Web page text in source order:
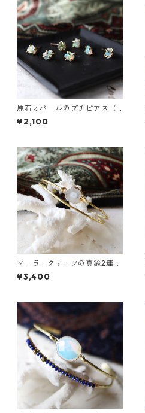
原石オパールのプチピアス（1
粒/片方）
¥2,100
ソーラークォーツの真鍮2連バ
ングル
¥3,400